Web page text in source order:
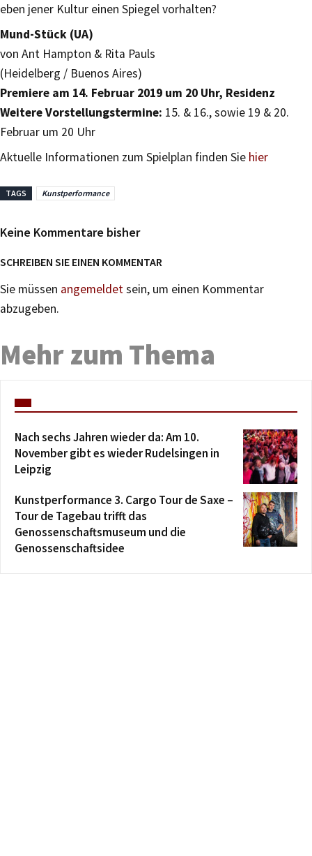
eben jener Kultur einen Spiegel vorhalten?
Mund-Stück (UA)
von Ant Hampton & Rita Pauls
(Heidelberg / Buenos Aires)
Premiere am 14. Februar 2019 um 20 Uhr, Residenz
Weitere Vorstellungstermine: 15. & 16., sowie 19 & 20.
Februar um 20 Uhr
Aktuelle Informationen zum Spielplan finden Sie hier
TAGS Kunstperformance
Keine Kommentare bisher
SCHREIBEN SIE EINEN KOMMENTAR
Sie müssen angemeldetsein, um einen Kommentar
abzugeben.
Mehr zum Thema
Nach sechs Jahren wieder da: Am 10.
November gibt es wieder Rudelsingen in
Leipzig
Kunstperformance 3. Cargo Tour de Saxe –
Tour de Tagebau trifft das
Genossenschaftsmuseum und die
Genossenschaftsidee